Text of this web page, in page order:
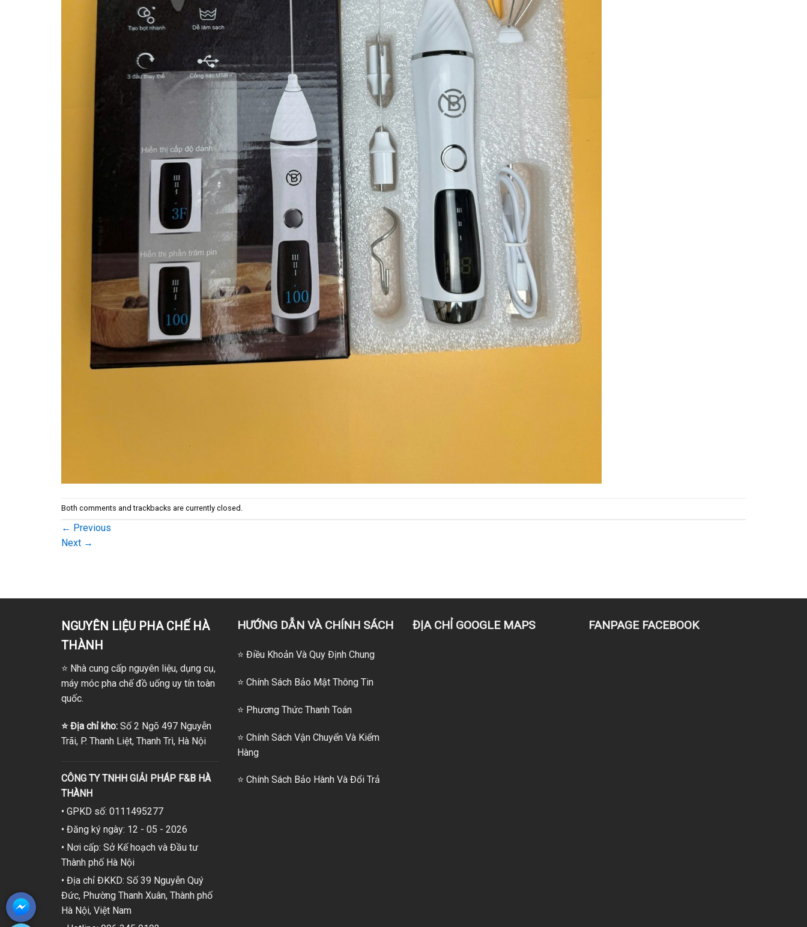
Both comments and trackbacks are currently closed.
← Previous
Next →
NGUYÊN LIỆU PHA CHẾ HÀ
THÀNH
⭐ Nhà cung cấp nguyên liệu, dụng cụ,
máy móc pha chế đồ uống uy tín toàn
quốc.
⭐Địa chỉ kho: Số 2 Ngõ 497 Nguyễn
Trãi, P. Thanh Liệt, Thanh Trì, Hà Nội
CÔNG TY TNHH GIẢI PHÁP F&B HÀ
THÀNH
• GPKD số: 0111495277
• Đăng ký ngày: 12 - 05 - 2026
• Nơi cấp: Sở Kế hoạch và Đầu tư
Thành phố Hà Nội
• Địa chỉ ĐKKD: Số 39 Nguyễn Quý
Đức, Phường Thanh Xuân, Thành phố
Hà Nội, Việt Nam
HƯỚNG DẪN VÀ CHÍNH SÁCH
⭐ Điều Khoản Và Quy Định Chung
⭐ Chính Sách Bảo Mật Thông Tin
⭐ Phương Thức Thanh Toán
⭐ Chính Sách Vận Chuyển Và Kiểm
Hàng
⭐ Chính Sách Bảo Hành Và Đổi Trả
ĐỊA CHỈ GOOGLE MAPS FANPAGE FACEBOOK